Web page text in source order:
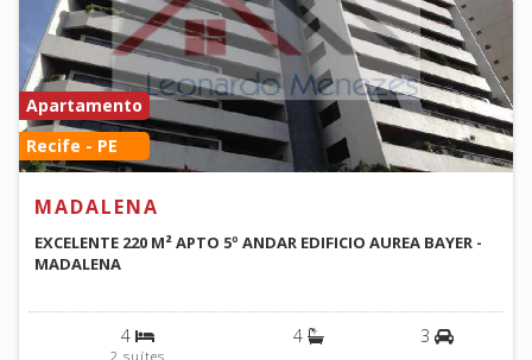
Apartamento
Recife - PE
MADALENA
EXCELENTE 220 M² APTO 5º ANDAR EDIFICIO AUREA BAYER -
MADALENA
4
2 suítes
4 3